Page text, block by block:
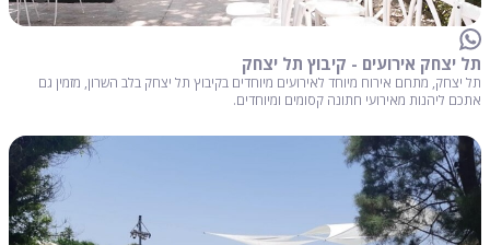
תל יצחק אירועים - קיבוץ תל יצחק
תל יצחק, מתחם אירוח מיוחד לאירועים מיוחדים בקיבוץ תל יצחק בלב השרון, מזמין גם
אתכם ליהנות מאירועי חתונה קסומים ומיוחדים.